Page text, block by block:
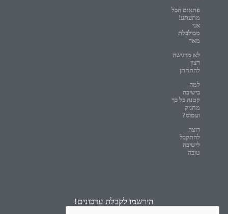
פתאום הכל
מתעתע!
אני
מבולבלת
מאד
לא מרגישה
רצון
להתחתן
למה
בישיבה
קטנה כל כך
מחניק
ועמוס?
רוצה
להתקבל
לישיבה
טובה
הירשמו לקבלת עדכונים!